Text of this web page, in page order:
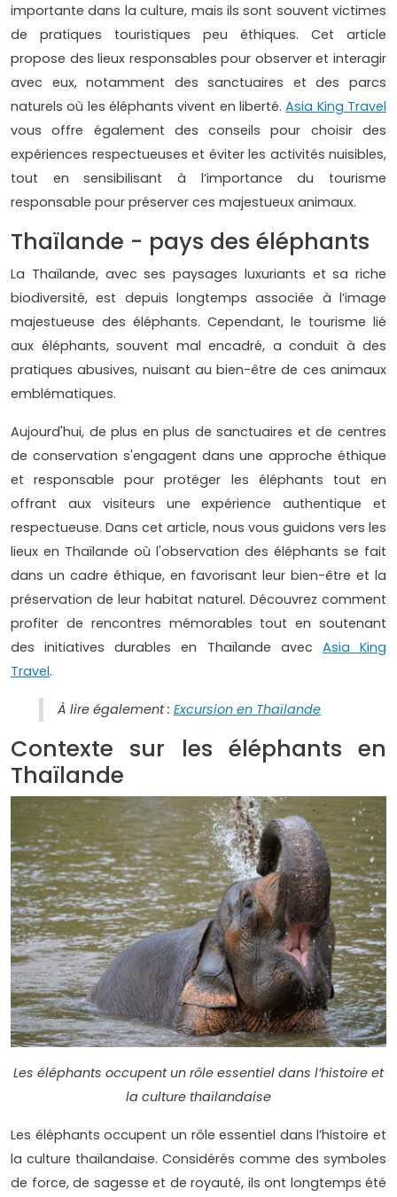
importante dans la culture, mais ils sont souvent victimes
de pratiques touristiques peu éthiques. Cet article
propose des lieux responsables pour observer et interagir
avec eux, notamment des sanctuaires et des parcs
naturels où les éléphants vivent en liberté.Asia King Travel
vous offre également des conseils pour choisir des
expériences respectueuses et éviter les activités nuisibles,
tout en sensibilisant à l’importance du tourisme
responsable pour préserver ces majestueux animaux.
Thaïlande - pays des éléphants
La Thaïlande, avec ses paysages luxuriants et sa riche
biodiversité, est depuis longtemps associée à l’image
majestueuse des éléphants. Cependant, le tourisme lié
aux éléphants, souvent mal encadré, a conduit à des
pratiques abusives, nuisant au bien-être de ces animaux
emblématiques.
Aujourd'hui, de plus en plus de sanctuaires et de centres
de conservation s'engagent dans une approche éthique
et responsable pour protéger les éléphants tout en
offrant aux visiteurs une expérience authentique et
respectueuse. Dans cet article, nous vous guidons vers les
lieux en Thaïlande où l'observation des éléphants se fait
dans un cadre éthique, en favorisant leur bien-être et la
préservation de leur habitat naturel. Découvrez comment
profiter de rencontres mémorables tout en soutenant
des initiatives durables en Thaïlande avec Asia King
Travel.
À lire également : Excursion en Thaïlande
Contexte sur les éléphants en
Thaïlande
Les éléphants occupent un rôle essentiel dans l’histoire et
la culture thaïlandaise
Les éléphants occupent un rôle essentiel dans l’histoire et
la culture thaïlandaise. Considérés comme des symboles
de force, de sagesse et de royauté, ils ont longtemps été